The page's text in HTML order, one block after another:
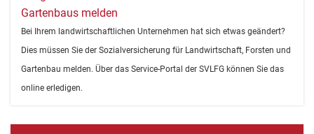
Gartenbaus melden
Bei Ihrem landwirtschaftlichen Unternehmen hat sich etwas geändert?
Dies müssen Sie der Sozialversicherung für Landwirtschaft, Forsten und
Gartenbau melden. Über das Service-Portal der SVLFG können Sie das
online erledigen.